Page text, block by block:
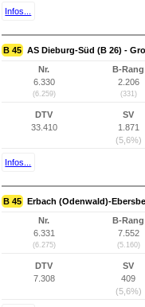
Infos...
B 45 AS Dieburg-Süd (B 26) -
Nr.
6.330
(6.259)
B-Rang
2.206
(331)
DTV
33.410
SV
1.871
(5,6%)
Infos...
B 45 Erbach (Odenwald)-
Nr.
6.331
(6.275)
B-Rang
7.552
(5.160)
DTV
7.308
SV
409
(5,6%)